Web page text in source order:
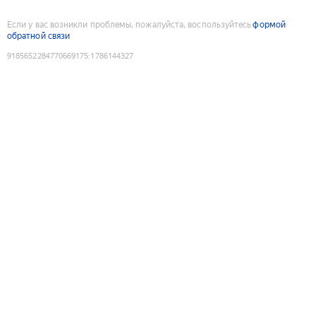
Если у вас возникли проблемы, пожалуйста, воспользуйтесьформой
обратной связи
9185652284770669175:1786144327